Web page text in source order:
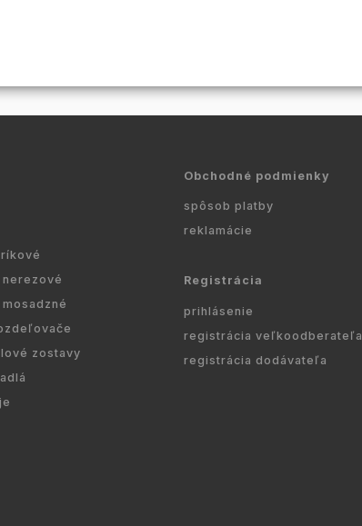
zostavy
Obchodné podmienky
spôsob platby
reklamácie
Registrácia
prihlásenie
registrácia veľkoodberateľa
registrácia dodávateľa